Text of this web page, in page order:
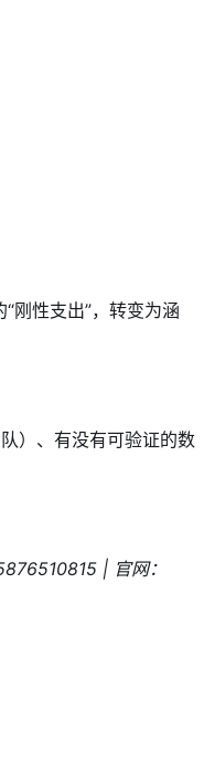
刚性支出”，转变为涵
）、有没有可验证的数
| 官网：